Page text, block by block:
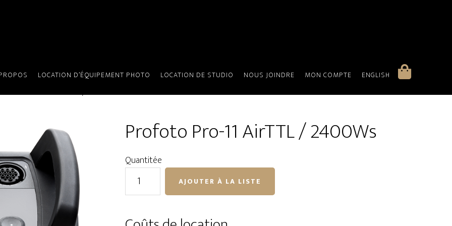
LOCATION D’ÉQUIPEMENT PHOTO LOCATION DE STUDIO NOUS JOINDRE MON COMPTE ENGLISH
Pro-11 AirTTL / 2400Ws
Profoto Pro-11 AirTTL / 2400Ws
Quantitée
quantité
Pro-
AJOUTER À LA LISTE